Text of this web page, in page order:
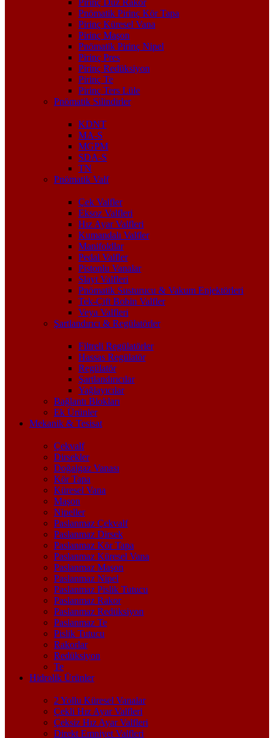
Pirinç Düz Rakor
Pnömatik Pirinç Kör Tapa
Pirinç Küresel Vana
Pirinç Maşon
Pnömatik Pirinç Nipel
Pirinç Pres
Pirinç Redüksiyon
Pirinç Te
Pirinç Ters Lüle
Pnömatik Silindirler
KDNT
MA-S
MGPM
SDA-S
TN
Pnömatik Valf
Çek Valfler
Eksoz Valfleri
Hız Ayar Valfleri
Kumandalı Valfler
Manifoldlar
Pedal Valfler
Pistonlu Vanalar
Slayt Valfleri
Pnömatik Susturucu & Vakum Enjektörleri
Tek-Çift Bobin Valfler
Veya Valfleri
Şartlandırıcı & Regülatörler
Filtreli Regülatörler
Hassas Regülatör
Regülatör
Şartlandırıcılar
Yağlayıcılar
Bağlantı Blokları
Ek Ürünler
Mekanik & Tesisat
Çekvalf
Dirsekler
Doğalgaz Vanası
Kör Tapa
Küresel Vana
Maşon
Nipeller
Paslanmaz Çekvalf
Paslanmaz Dirsek
Paslanmaz Kör Tapa
Paslanmaz Küresel Vana
Paslanmaz Maşon
Paslanmaz Nipel
Paslanmaz Pislik Tutucu
Paslanmaz Rakor
Paslanmaz Redüksiyon
Paslanmaz Te
Pislik Tutucu
Rakorlar
Redüksiyon
Te
Hidrolik Ürünler
2 Yollu Küresel Vanalar
Çekli Hız Ayar Valfleri
Çeksiz Hız Ayar Valfleri
Direkt Emniyet Valfleri